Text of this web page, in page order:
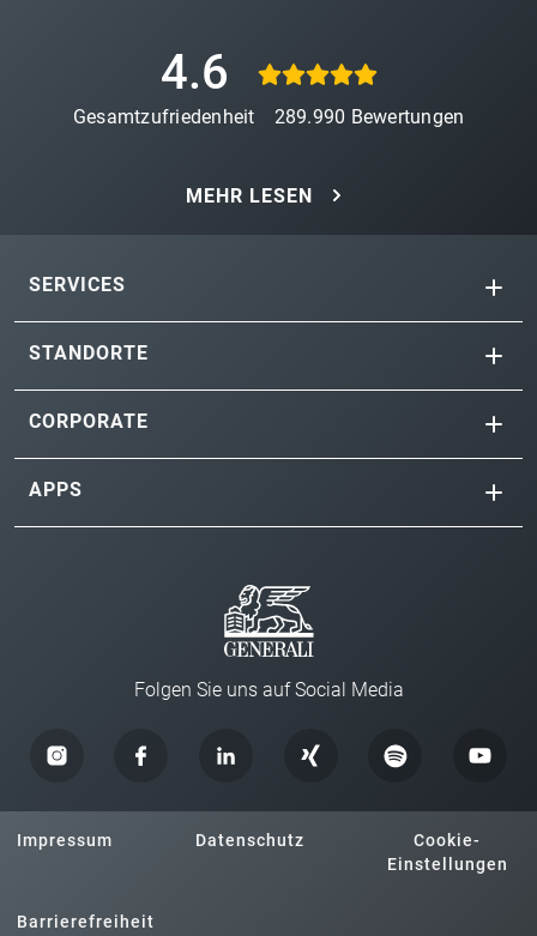
4.6
Gesamtzufriedenheit 289.990 Bewertungen
MEHR LESEN
SERVICES
STANDORTE
CORPORATE
APPS
Folgen Sie uns auf Social Media
Impressum Datenschutz
Cookie-
Einstellungen
Barrierefreiheit